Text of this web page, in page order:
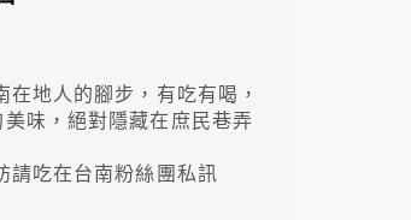
在地人的腳步，有吃有喝，
味，絕對隱藏在庶民巷弄
請吃在台南粉絲團私訊